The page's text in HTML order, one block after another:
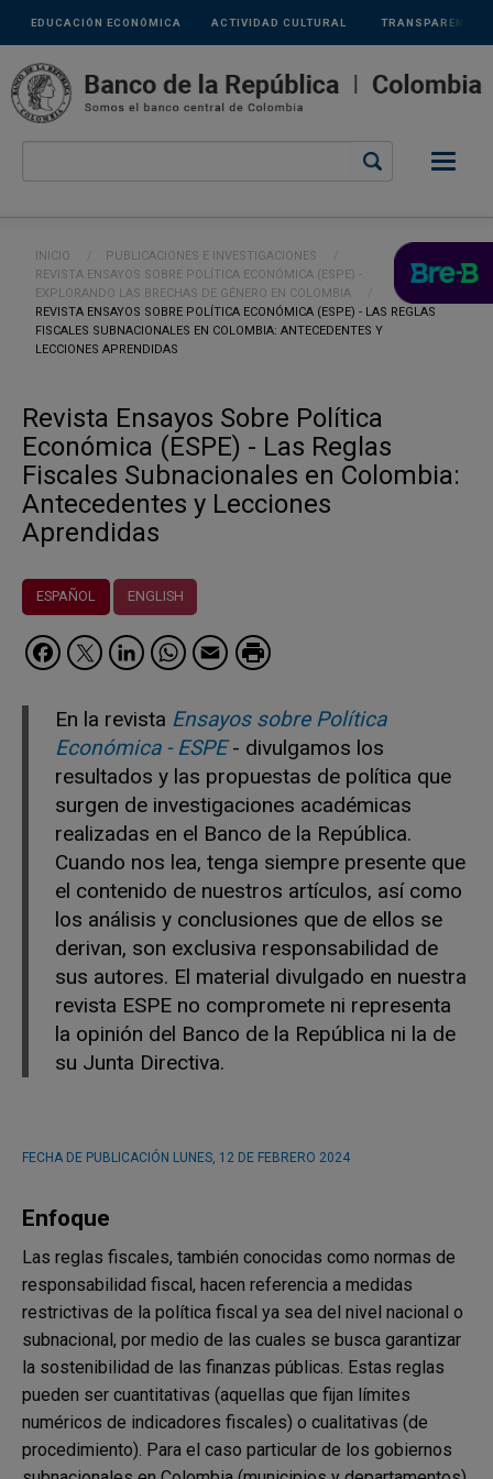
Pasar al contenido principal
Links
secundarios
ACTIVIDAD CULTURAL
EDUCACIÓN ECONÓMICA TRANSPARENCIA
Ruta de navegación
INICIO
PUBLICACIONES E INVESTIGACIONES
REVISTA ENSAYOS SOBRE POLÍTICA ECONÓMICA (ESPE) -
EXPLORANDO LAS BRECHAS DE GÉNERO EN COLOMBIA
CURRENT:
REVISTA ENSAYOS SOBRE POLÍTICA ECONÓMICA (ESPE) - LAS REGLAS
FISCALES SUBNACIONALES EN COLOMBIA: ANTECEDENTES Y
LECCIONES APRENDIDAS
Revista Ensayos Sobre Política
Económica (ESPE) - Las Reglas
Fiscales Subnacionales en Colombia:
Antecedentes y Lecciones
Aprendidas
ESPAÑOL ENGLISH
Facebook
Twitter
LinkedIn
WhatsApp
Email
En la revista Ensayos sobre Política
Económica - ESPE- divulgamos los
resultados y las propuestas de política que
surgen de investigaciones académicas
realizadas en el Banco de la República.
Cuando nos lea, tenga siempre presente que
el contenido de nuestros artículos, así como
los análisis y conclusiones que de ellos se
derivan, son exclusiva responsabilidad de
sus autores. El material divulgado en nuestra
revista ESPE no compromete ni representa
la opinión del Banco de la República ni la de
su Junta Directiva.
FECHA DE PUBLICACIÓN LUNES, 12 DE FEBRERO 2024
Enfoque
Las reglas fiscales, también conocidas como normas de
responsabilidad fiscal, hacen referencia a medidas
restrictivas de la política fiscal ya sea del nivel nacional o
subnacional, por medio de las cuales se busca garantizar
la sostenibilidad de las finanzas públicas. Estas reglas
pueden ser cuantitativas (aquellas que fijan límites
numéricos de indicadores fiscales) o cualitativas (de
procedimiento). Para el caso particular de los gobiernos